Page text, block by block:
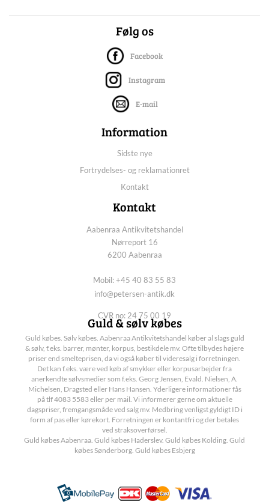
Følg os
Facebook
Instagram
E-mail
Information
Sidste nye
Fortrydelses- og reklamationret
Kontakt
Kontakt
Aabenraa Antikvitetshandel
Nørreport 16
6200 Aabenraa
Mobil: +45 40 83 55 83
info@petersen-antik.dk
CVR no: 24 75 00 19
Guld & sølv købes
Guld købes. Sølv købes. Aabenraa Antikvitetshandel køber al slags guld
& sølv, f.eks. barrer, mønter, korpus, bestikdele mv. Ofte tilbydes højere
priser end smelteprisen, da vi også køber til videresalg i forretningen.
Det kan f.eks. være ved køb af smykker eller korpusarbejder fra
anerkendte sølvsmedier som f.eks. Georg Jensen, Evald. Nielsen, A.
Michelsen, Dragsted eller Hans Hansen. Yderligere informationer fås
på tlf 4083 5583 eller per mail. Vi informerer gerne om aktuelle
dagspriser, fremgangsmåde ved salg mv. Medbring venligst gyldigt ID i
form af pas eller kørekort. Forretningen er kontantfri og der betales
ved straksoverførsel.
Guld købes Aabenraa. Guld købes Haderslev. Guld købes Kolding. Guld
købes Sønderborg. Guld købes Esbjerg